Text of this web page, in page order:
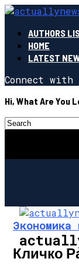
AUTHORS
HOME
LATEST
Connect with
Hi, What Are You
Экономика
Кличко